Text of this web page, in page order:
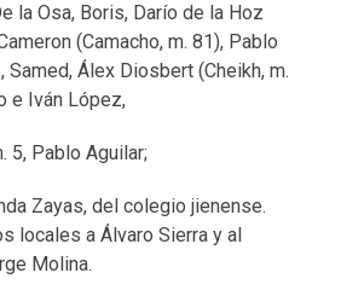
la Osa, Boris, Darío de la Hoz
(Camacho, m. 81), Pablo
Samed, Álex Diosbert (Cheikh, m.
e Iván López,
5, Pablo Aguilar;
Zayas, del colegio jienense.
locales a Álvaro Sierra y al
Molina.